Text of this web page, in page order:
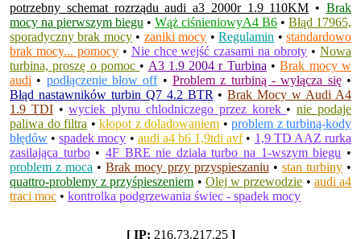
potrzebny schemat rozrządu audi a3 2000r 1.9 110KM •Brak
mocy na pierwszym biegu • Wąż ciśnieniowyA4 B6 • Błąd 17965,
sporadyczny brak mocy• zaniki mocy •Regulamin •standardowo
brak mocy... pomocy• Nie chce wejść czasami na obroty •Nowa
turbina, proszę o pomoc • A3 1.9 2004 r Turbina •Brak mocy w
audi • podłączenie blow off•Problem z turbiną - wyłącza się•
Błąd nastawników turbin Q7 4.2 BTR •Brak Mocy w Audi A4
1.9 TDI•wyciek plynu chlodniczego przez korek •nie podaje
paliwa do filtra • kłopot z doładowaniem • problem z turbiną-kody
błędów •spadek mocy • audi a4 b6 1,9tdi avf• 1,9 TD AAZ rurka
zasilająca turbo• 4F BRE nie dziala turbo na 1-wszym biegu •
problem z moca •Brak mocy przy przyspieszaniu • stan turbiny•
quattro-problemy z przyśpieszeniem • Olej w przewodzie • audi a4
traci moc • kontrolka podgrzewania świec - spadek mocy
[ IP: 216.73.217.25 ]